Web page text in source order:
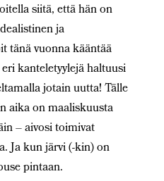
siitä, että hän on
ja
tänä vuonna kääntää
kanteletyylejä haltuusi
jotain uutta! Tälle
aika on maaliskuusta
– aivosi toimivat
Ja kun järvi (-kin) on
pintaan.